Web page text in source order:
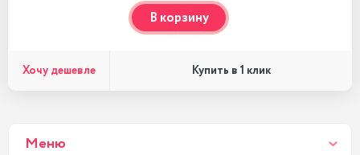
В корзину
Хочу дешевле Купить в 1 клик
Меню